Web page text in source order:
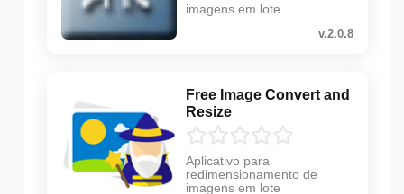
imagens em lote
v.2.0.8
Free Image Convert and
Resize
Aplicativo para
redimensionamento de
imagens em lote